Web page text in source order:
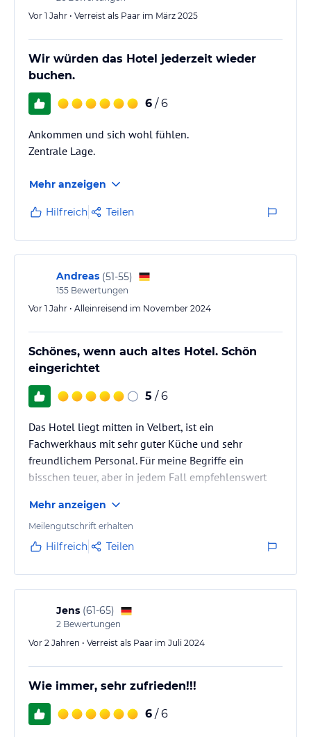
Vor 1 Jahr • Verreist als Paar im März 2025
Wir würden das Hotel jederzeit wieder
buchen.
6 / 6
Ankommen und sich wohl fühlen.
Zentrale Lage.
Mehr anzeigen
Hilfreich Teilen
Andreas (51-55)
155 Bewertungen
Vor 1 Jahr • Alleinreisend im November 2024
Schönes, wenn auch altes Hotel. Schön
eingerichtet
5 / 6
Das Hotel liegt mitten in Velbert, ist ein
Fachwerkhaus mit sehr guter Küche und sehr
freundlichem Personal. Für meine Begriffe ein
bisschen teuer, aber in jedem Fall empfehlenswert
Mehr anzeigen
Meilengutschrift erhalten
Hilfreich Teilen
Jens (61-65)
2 Bewertungen
Vor 2 Jahren • Verreist als Paar im Juli 2024
Wie immer, sehr zufrieden!!!
6 / 6